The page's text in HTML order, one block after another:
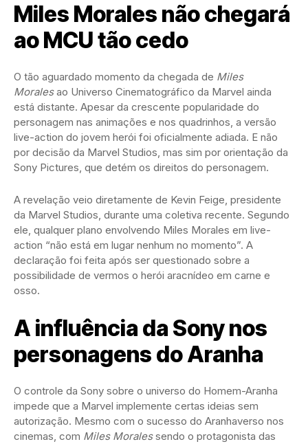
Miles Morales não chegará
ao MCU tão cedo
O tão aguardado momento da chegada de Miles
Moralesao Universo Cinematográfico da Marvel ainda
está distante. Apesar da crescente popularidade do
personagem nas animações e nos quadrinhos, a versão
live-action do jovem herói foi oficialmente adiada. E não
por decisão da Marvel Studios, mas sim por orientação da
Sony Pictures, que detém os direitos do personagem.
A revelação veio diretamente de Kevin Feige, presidente
da Marvel Studios, durante uma coletiva recente. Segundo
ele, qualquer plano envolvendo Miles Morales em live-
action “não está em lugar nenhum no momento”. A
declaração foi feita após ser questionado sobre a
possibilidade de vermos o herói aracnídeo em carne e
osso.
A influência da Sony nos
personagens do Aranha
O controle da Sony sobre o universo do Homem-Aranha
impede que a Marvel implemente certas ideias sem
autorização. Mesmo com o sucesso do Aranhaverso nos
cinemas, com Miles Moralessendo o protagonista das